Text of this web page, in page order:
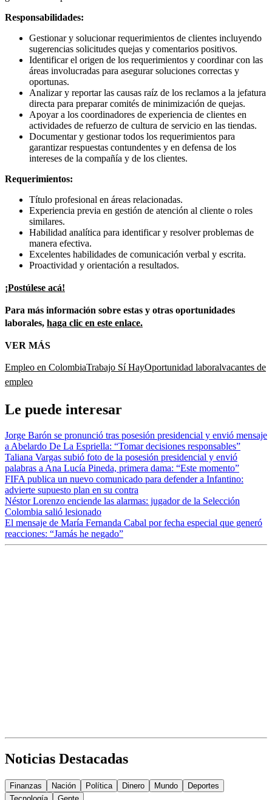
Responsabilidades:
Gestionar y solucionar requerimientos de clientes incluyendo
sugerencias solicitudes quejas y comentarios positivos.
Identificar el origen de los requerimientos y coordinar con las
áreas involucradas para asegurar soluciones correctas y
oportunas.
Analizar y reportar las causas raíz de los reclamos a la jefatura
directa para preparar comités de minimización de quejas.
Apoyar a los coordinadores de experiencia de clientes en
actividades de refuerzo de cultura de servicio en las tiendas.
Documentar y gestionar todos los requerimientos para
garantizar respuestas contundentes y en defensa de los
intereses de la compañía y de los clientes.
Requerimientos:
Título profesional en áreas relacionadas.
Experiencia previa en gestión de atención al cliente o roles
similares.
Habilidad analítica para identificar y resolver problemas de
manera efectiva.
Excelentes habilidades de comunicación verbal y escrita.
Proactividad y orientación a resultados.
¡Postúlese acá!
Para más información sobre estas y otras oportunidades
laborales, haga clic en este enlace.
VER MÁS
Empleo en ColombiaTrabajo Sí HayOportunidad laboralvacantes de
empleo
Le puede interesar
Jorge Barón se pronunció tras posesión presidencial y envió mensaje
a Abelardo De La Espriella: “Tomar decisiones responsables”
Taliana Vargas subió foto de la posesión presidencial y envió
palabras a Ana Lucía Pineda, primera dama: “Este momento”
FIFA publica un nuevo comunicado para defender a Infantino:
advierte supuesto plan en su contra
Néstor Lorenzo enciende las alarmas: jugador de la Selección
Colombia salió lesionado
El mensaje de María Fernanda Cabal por fecha especial que generó
reacciones: “Jamás he negado”
Noticias Destacadas
Finanzas Nación Política Dinero Mundo
Deportes